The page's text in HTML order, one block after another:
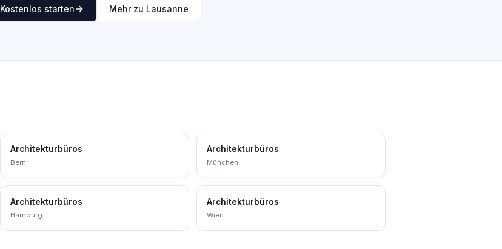
Kostenlos starten Mehr zu Lausanne
Architekturbüros
Bern
Architekturbüros
München
Architekturbüros
Hamburg
Architekturbüros
Wien